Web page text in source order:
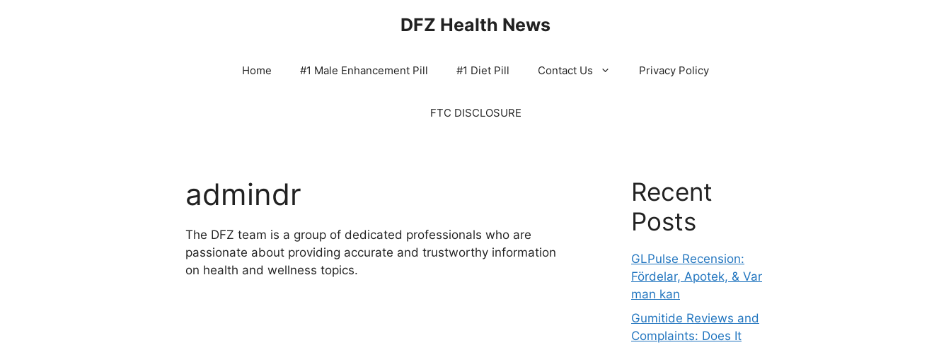
DFZ Health News
Home #1 Male Enhancement Pill #1 Diet Pill Contact Us Privacy Policy
FTC DISCLOSURE
admindr
The DFZ team is a group of dedicated professionals who are
passionate about providing accurate and trustworthy information
on health and wellness topics.
Recent
Posts
GLPulse Recension:
Fördelar, Apotek, & Var
man kan
Gumitide Reviews and
Complaints: Does It